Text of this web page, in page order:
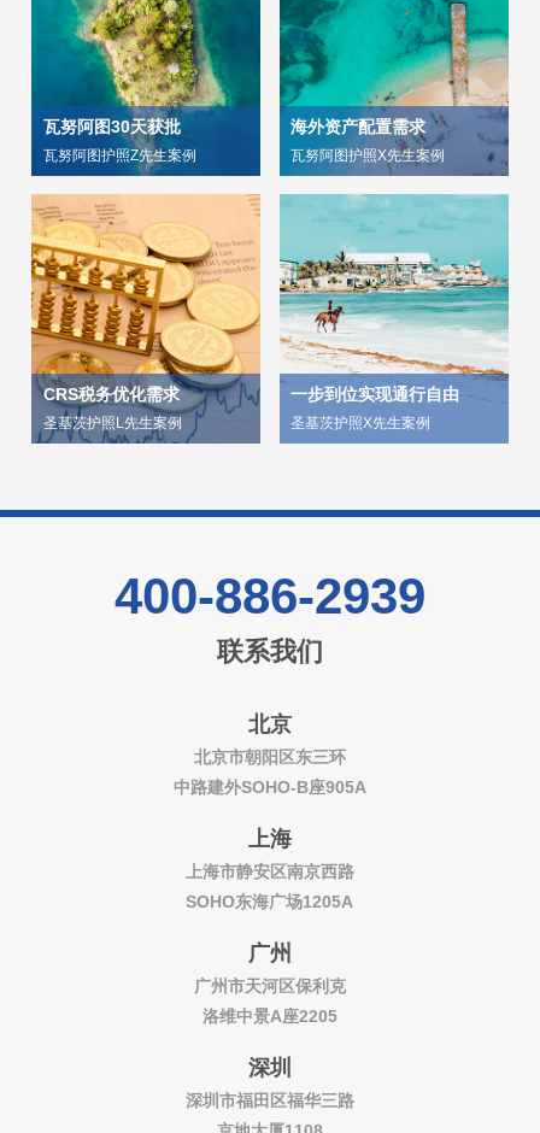
瓦努阿图30天获批
瓦努阿图护照Z先生案例
海外资产配置需求
瓦努阿图护照X先生案例
瓦努阿图护照X先生案例
了解详情 >
CRS税务优化需求
圣基茨护照L先生案例
一步到位实现通行自由
圣基茨护照X先生案例
一步到位实现通行自由
圣基茨护照X先生案例
了解详情 >
400-886-2939
联系我们
北京
北京市朝阳区东三环
中路建外SOHO-B座905A
上海
上海市静安区南京西路
SOHO东海广场1205A
广州
广州市天河区保利克
洛维中景A座2205
深圳
深圳市福田区福华三路